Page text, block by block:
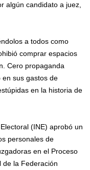
algún candidato a juez,
a todos como
comprar espacios
Cero propaganda
sus gastos de
en la historia de
(INE) aprobó un
personales de
en el Proceso
de la Federación